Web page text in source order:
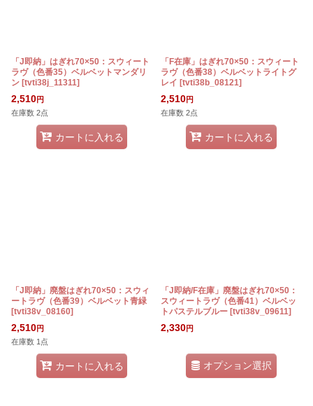
「J即納」はぎれ70×50：スウィート
ラヴ（色番35）ベルベットマンダリ
ン [tvti38j_11311]
2,510円
在庫数 2点
カートに入れる
「F在庫」はぎれ70×50：スウィート
ラヴ（色番38）ベルベットライトグ
レイ [tvti38b_08121]
2,510円
在庫数 2点
カートに入れる
「J即納」廃盤はぎれ70×50：スウィ
ートラヴ（色番39）ベルベット青緑
[tvti38v_08160]
2,510円
在庫数 1点
カートに入れる
「J即納/F在庫」廃盤はぎれ70×50：
スウィートラヴ（色番41）ベルベッ
トパステルブルー [tvti38v_09611]
2,330円
オプション選択